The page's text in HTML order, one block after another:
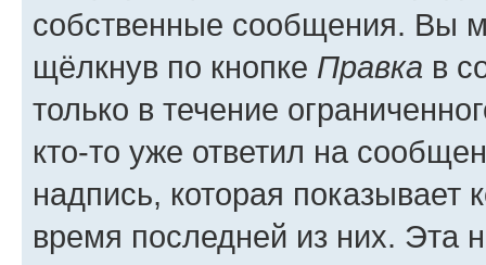
собственные сообщения. Вы
щёлкнув по кнопке Правка в
только в течение
кто-то уже ответил на
надпись, которая показывает
время последней из них. Эта